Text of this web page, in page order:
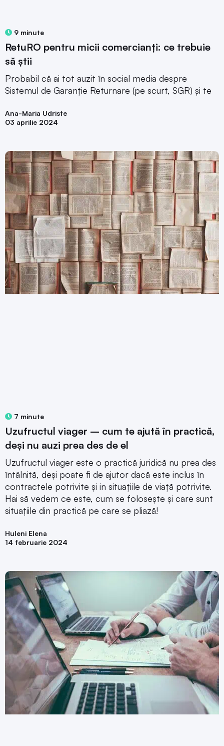
9 minute
RetuRO pentru micii comercianți: ce trebuie
să știi
Probabil că ai tot auzit în social media despre
Sistemul de Garanție Returnare (pe scurt, SGR) și te
Ana-Maria Udriste
03 aprilie 2024
7 minute
Uzufructul viager – cum te ajută în practică,
deși nu auzi prea des de el
Uzufructul viager este o practică juridică nu prea des
întâlnită, deși poate fi de ajutor dacă este inclus în
contractele potrivite și in situațiile de viață potrivite.
Hai să vedem ce este, cum se folosește și care sunt
situațiile din practică pe care se pliază!
Huleni Elena
14 februarie 2024